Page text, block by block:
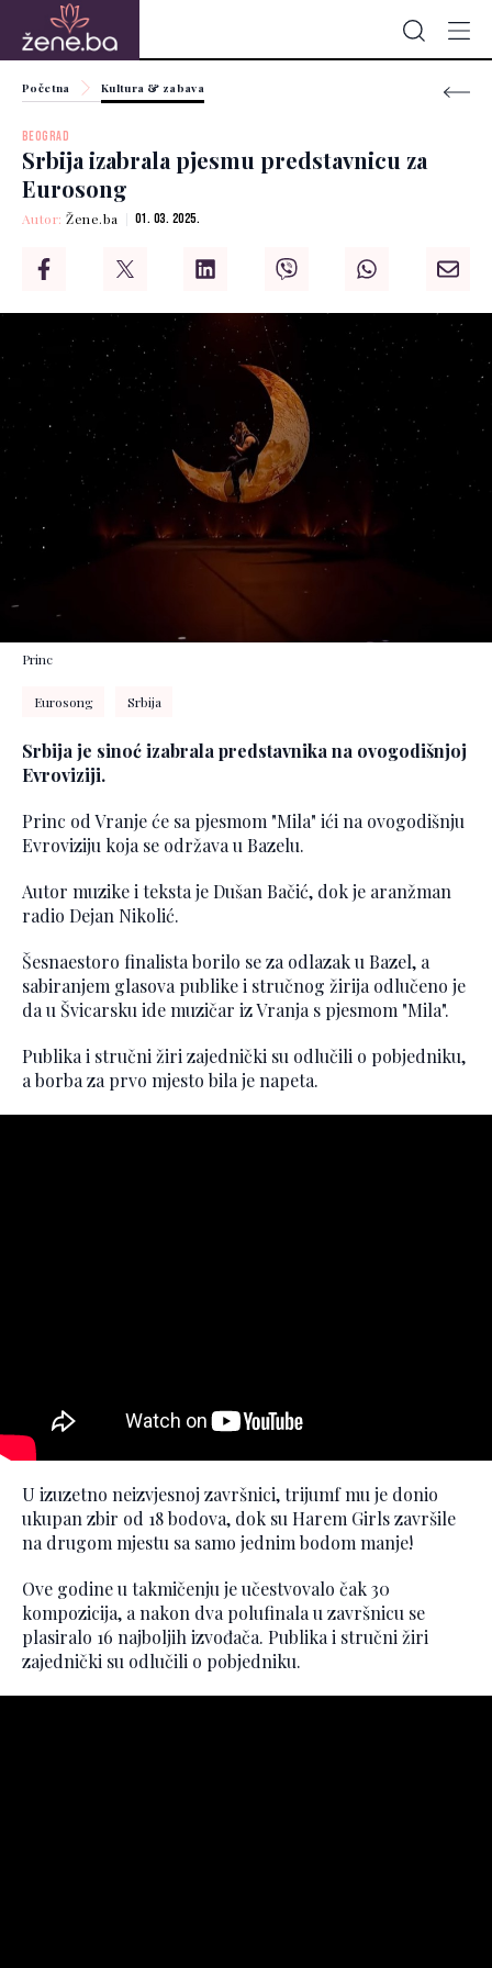
Početna Kultura & zabava
BEOGRAD
Srbija izabrala pjesmu predstavnicu za
Eurosong
Autor:Žene.ba 01. 03. 2025.
Princ
Eurosong Srbija
Srbija je sinoć izabrala predstavnika na ovogodišnjoj
Evroviziji.
Princ od Vranje će sa pjesmom "Mila" ići na ovogodišnju
Evroviziju koja se održava u Bazelu.
Autor muzike i teksta je Dušan Bačić, dok je aranžman
radio Dejan Nikolić.
Šesnaestoro finalista borilo se za odlazak u Bazel, a
sabiranjem glasova publike i stručnog žirija odlučeno je
da u Švicarsku ide muzičar iz Vranja s pjesmom "Mila".
Publika i stručni žiri zajednički su odlučili o pobjedniku,
a borba za prvo mjesto bila je napeta.
U izuzetno neizvjesnoj završnici, trijumf mu je donio
ukupan zbir od 18 bodova, dok su Harem Girls završile
na drugom mjestu sa samo jednim bodom manje!
Ove godine u takmičenju je učestvovalo čak 30
kompozicija, a nakon dva polufinala u završnicu se
plasiralo 16 najboljih izvođača. Publika i stručni žiri
zajednički su odlučili o pobjedniku.